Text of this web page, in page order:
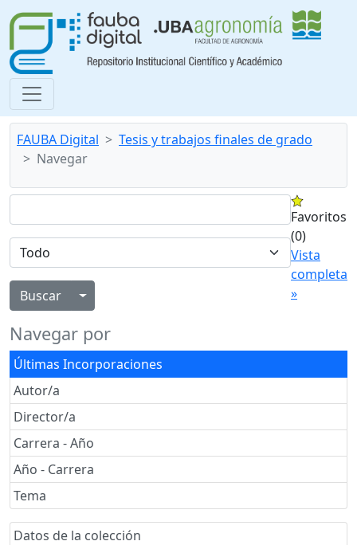
FAUBA Digital
Tesis y trabajos finales de grado
Navegar
Alternar menú desplegable
Favoritos
(0)
Vista
completa
»
Navegar por
Últimas Incorporaciones
Autor/a
Director/a
Carrera - Año
Año - Carrera
Tema
Datos de la colección